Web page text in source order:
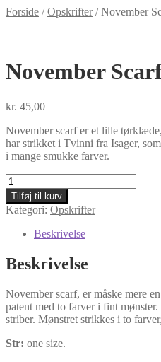
Forside /Opskrifter/November
November
kr. 45,00
November scarf er et lille
har strikket i Tvinni fra Isager,
i mange smukke farver.
November
Scarf
antal
Tilføj til kurv
Kategori: Opskrifter
Beskrivelse
Beskrivelse
November scarf, er måske mere
patent med to farver i fint
striber. Mønstret strikkes i to
Str: one size.